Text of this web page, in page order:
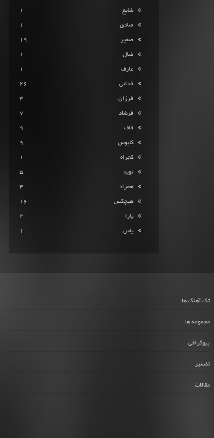
شایع 1
صادق 1
صفیر 19
ضال 1
عارف 1
فدائی 26
فرزان 3
فرشاد 7
قاف 9
کابوس 9
کجراه 1
نوید 5
همزاد 3
هیچکس 16
یارا 2
یاس 1
تک آهنگ ها
مجموعه ها
بیوگرافی
تفسیر
مقالات